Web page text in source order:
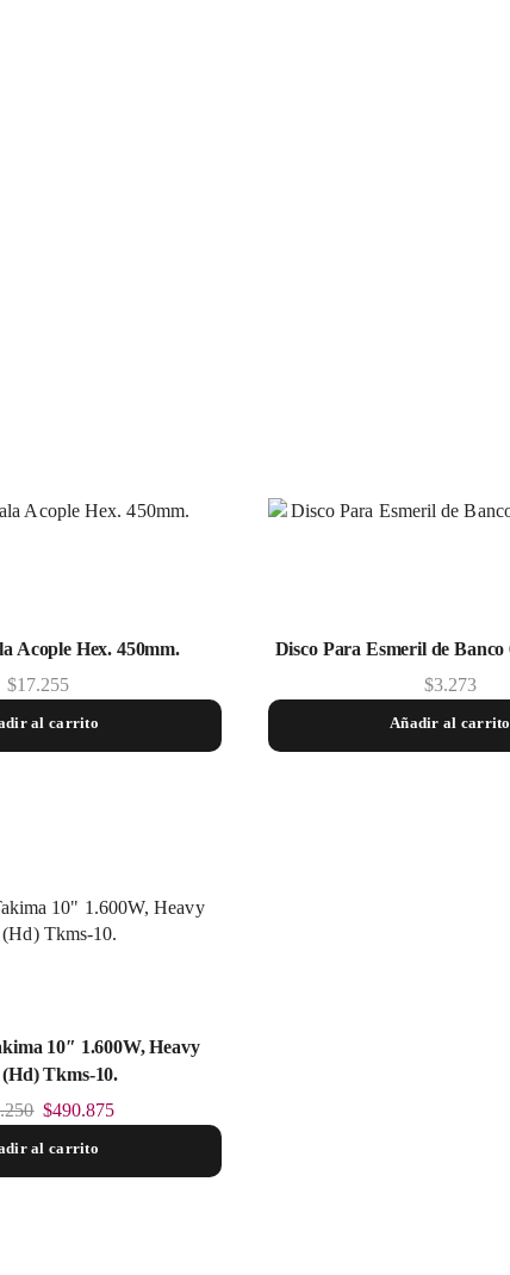
Acople Hex. 450mm.
$17.255
al carrito
Disco Para Esmeril de
$3.273
Añadir al carrito
10″ 1.600W, Heavy
Tkms-10.
$490.875
al carrito